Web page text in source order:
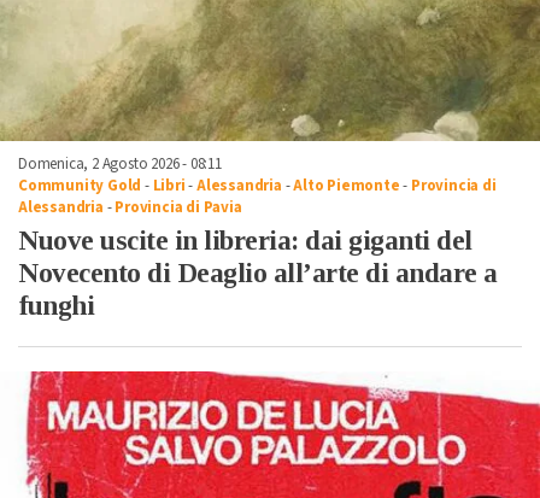
Domenica, 2 Agosto 2026 - 08:11
Community Gold - Libri-Alessandria -Alto Piemonte- Provincia di
Alessandria -Provincia di Pavia
Nuove uscite in libreria: dai giganti del
Novecento di Deaglio all’arte di andare a
funghi